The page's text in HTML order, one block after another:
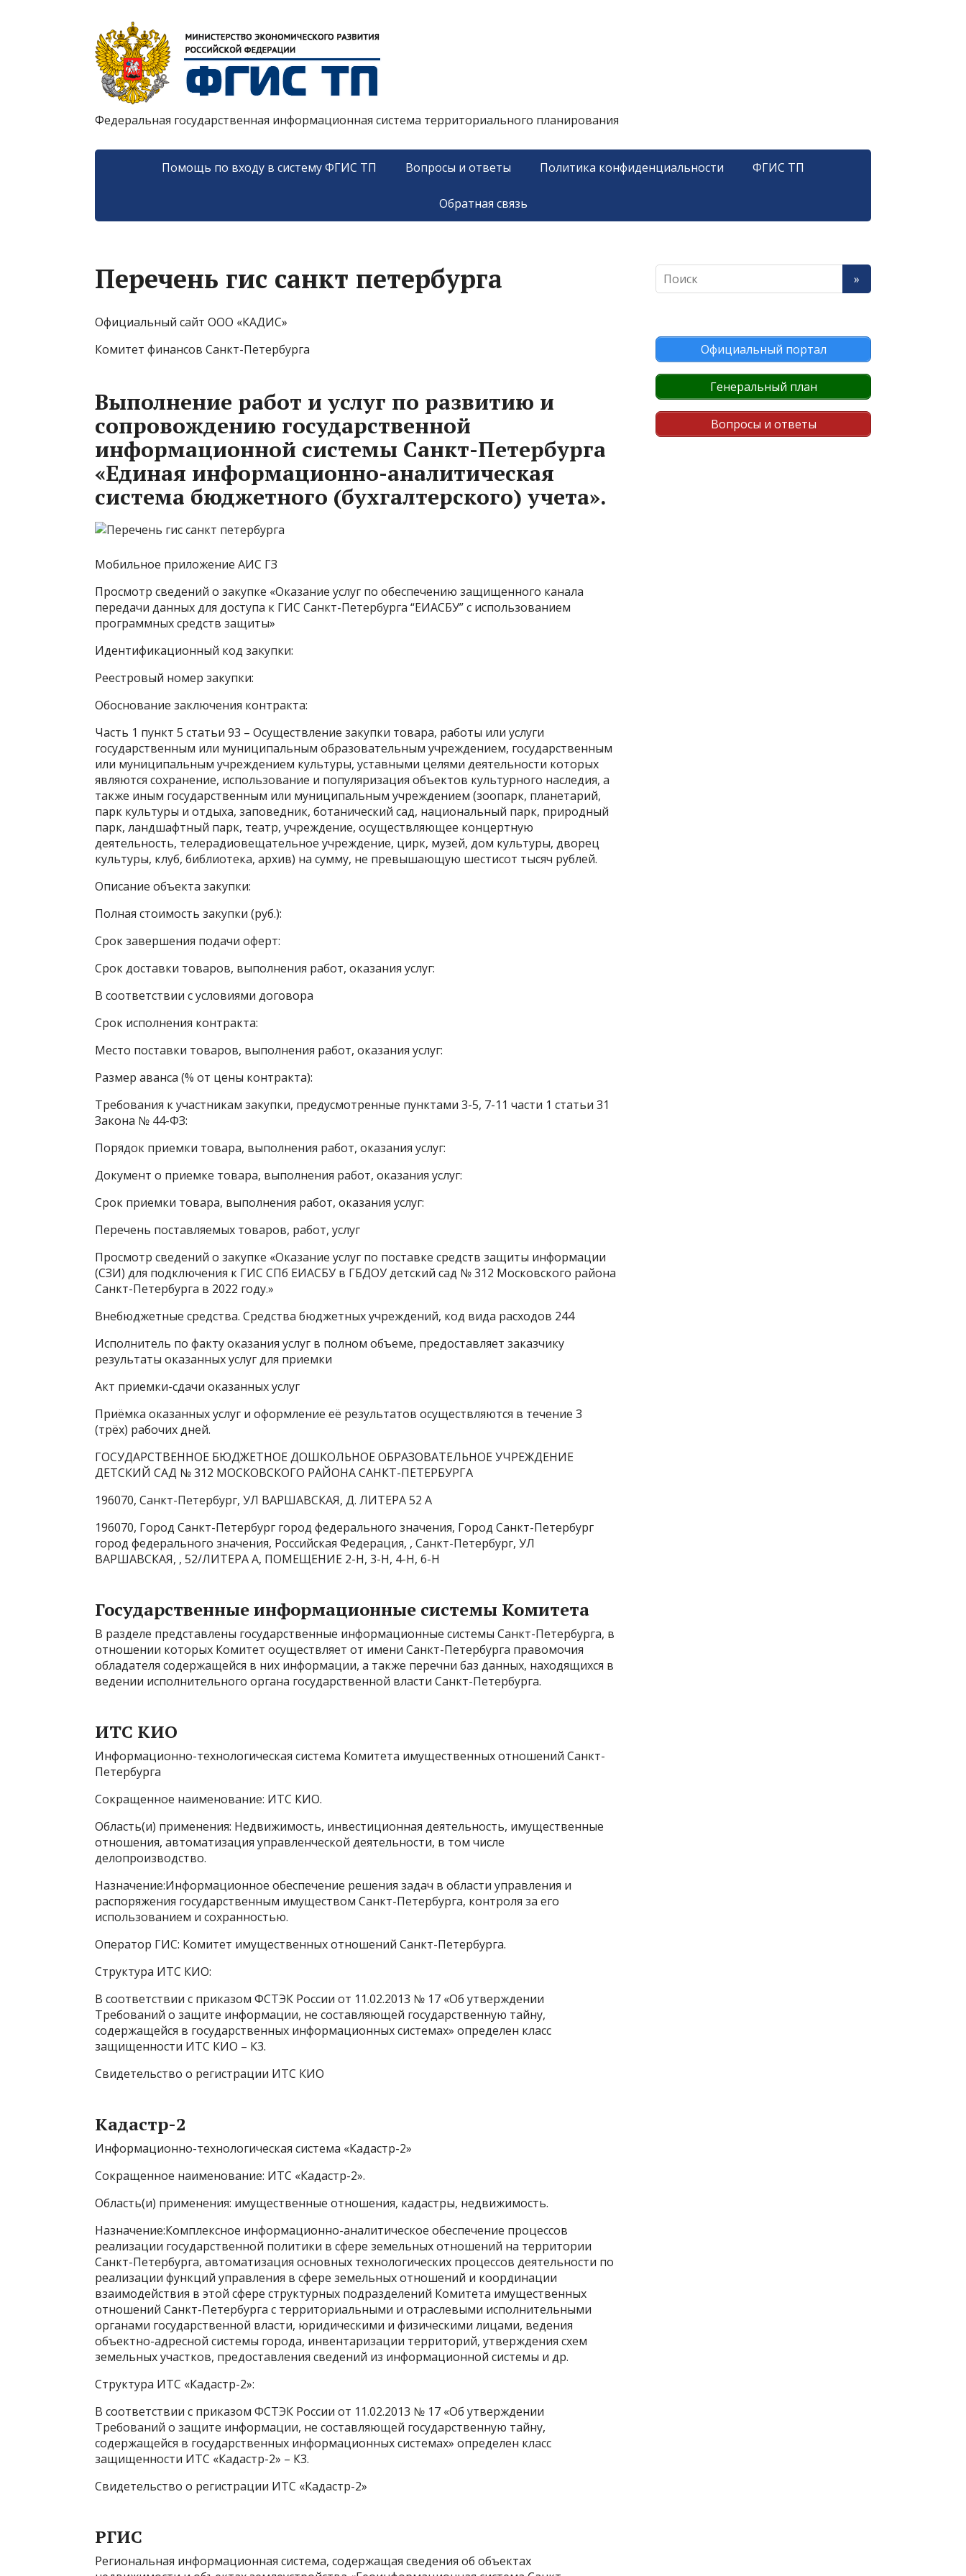
Федеральная государственная информационная система территориального планирования
Помощь по входу в систему ФГИС ТП Вопросы и ответы Политика конфиденциальности ФГИС ТП
Обратная связь
Перечень гис санкт петербурга
Официальный сайт ООО «КАДИС»
Комитет финансов Санкт-Петербурга
Выполнение работ и услуг по развитию и
сопровождению государственной
информационной системы Санкт-Петербурга
«Единая информационно-аналитическая
система бюджетного (бухгалтерского) учета».
Мобильное приложение АИС ГЗ
Просмотр сведений о закупке «Оказание услуг по обеспечению защищенного канала
передачи данных для доступа к ГИС Санкт-Петербурга “ЕИАСБУ” с использованием
программных средств защиты»
Идентификационный код закупки:
Реестровый номер закупки:
Обоснование заключения контракта:
Часть 1 пункт 5 статьи 93 – Осуществление закупки товара, работы или услуги
государственным или муниципальным образовательным учреждением, государственным
или муниципальным учреждением культуры, уставными целями деятельности которых
являются сохранение, использование и популяризация объектов культурного наследия, а
также иным государственным или муниципальным учреждением (зоопарк, планетарий,
парк культуры и отдыха, заповедник, ботанический сад, национальный парк, природный
парк, ландшафтный парк, театр, учреждение, осуществляющее концертную
деятельность, телерадиовещательное учреждение, цирк, музей, дом культуры, дворец
культуры, клуб, библиотека, архив) на сумму, не превышающую шестисот тысяч рублей.
Описание объекта закупки:
Полная стоимость закупки (руб.):
Срок завершения подачи оферт:
Срок доставки товаров, выполнения работ, оказания услуг:
В соответствии с условиями договора
Срок исполнения контракта:
Место поставки товаров, выполнения работ, оказания услуг:
Размер аванса (% от цены контракта):
Требования к участникам закупки, предусмотренные пунктами 3-5, 7-11 части 1 статьи 31
Закона № 44-ФЗ:
Порядок приемки товара, выполнения работ, оказания услуг:
Документ о приемке товара, выполнения работ, оказания услуг:
Срок приемки товара, выполнения работ, оказания услуг:
Перечень поставляемых товаров, работ, услуг
Просмотр сведений о закупке «Оказание услуг по поставке средств защиты информации
(СЗИ) для подключения к ГИС СПб ЕИАСБУ в ГБДОУ детский сад № 312 Московского района
Санкт-Петербурга в 2022 году.»
Внебюджетные средства. Средства бюджетных учреждений, код вида расходов 244
Исполнитель по факту оказания услуг в полном объеме, предоставляет заказчику
результаты оказанных услуг для приемки
Акт приемки-сдачи оказанных услуг
Приёмка оказанных услуг и оформление её результатов осуществляются в течение 3
(трёх) рабочих дней.
ГОСУДАРСТВЕННОЕ БЮДЖЕТНОЕ ДОШКОЛЬНОЕ ОБРАЗОВАТЕЛЬНОЕ УЧРЕЖДЕНИЕ
ДЕТСКИЙ САД № 312 МОСКОВСКОГО РАЙОНА САНКТ-ПЕТЕРБУРГА
196070, Санкт-Петербург, УЛ ВАРШАВСКАЯ, Д. ЛИТЕРА 52 А
196070, Город Санкт-Петербург город федерального значения, Город Санкт-Петербург
город федерального значения, Российская Федерация, , Санкт-Петербург, УЛ
ВАРШАВСКАЯ, , 52/ЛИТЕРА А, ПОМЕЩЕНИЕ 2-Н, 3-Н, 4-Н, 6-Н
Государственные информационные системы Комитета
В разделе представлены государственные информационные системы Санкт-Петербурга, в
отношении которых Комитет осуществляет от имени Санкт-Петербурга правомочия
обладателя содержащейся в них информации, а также перечни баз данных, находящихся в
ведении исполнительного органа государственной власти Санкт-Петербурга.
ИТС КИО
Информационно-технологическая система Комитета имущественных отношений Санкт-
Петербурга
Сокращенное наименование: ИТС КИО.
Область(и) применения: Недвижимость, инвестиционная деятельность, имущественные
отношения, автоматизация управленческой деятельности, в том числе
делопроизводство.
Назначение:Информационное обеспечение решения задач в области управления и
распоряжения государственным имуществом Санкт-Петербурга, контроля за его
использованием и сохранностью.
Оператор ГИС: Комитет имущественных отношений Санкт-Петербурга.
Структура ИТС КИО:
В соответствии с приказом ФСТЭК России от 11.02.2013 № 17 «Об утверждении
Требований о защите информации, не составляющей государственную тайну,
содержащейся в государственных информационных системах» определен класс
защищенности ИТС КИО – К3.
Свидетельство о регистрации ИТС КИО
Кадастр-2
Информационно-технологическая система «Кадастр-2»
Сокращенное наименование: ИТС «Кадастр-2».
Область(и) применения: имущественные отношения, кадастры, недвижимость.
Назначение:Комплексное информационно-аналитическое обеспечение процессов
реализации государственной политики в сфере земельных отношений на территории
Санкт-Петербурга, автоматизация основных технологических процессов деятельности по
реализации функций управления в сфере земельных отношений и координации
взаимодействия в этой сфере структурных подразделений Комитета имущественных
отношений Санкт-Петербурга с территориальными и отраслевыми исполнительными
органами государственной власти, юридическими и физическими лицами, ведения
объектно-адресной системы города, инвентаризации территорий, утверждения схем
земельных участков, предоставления сведений из информационной системы и др.
Структура ИТС «Кадастр-2»:
В соответствии с приказом ФСТЭК России от 11.02.2013 № 17 «Об утверждении
Требований о защите информации, не составляющей государственную тайну,
содержащейся в государственных информационных системах» определен класс
защищенности ИТС «Кадастр-2» – К3.
Свидетельство о регистрации ИТС «Кадастр-2»
РГИС
Региональная информационная система, содержащая сведения об объектах
Официальный портал
Генеральный план
Вопросы и ответы